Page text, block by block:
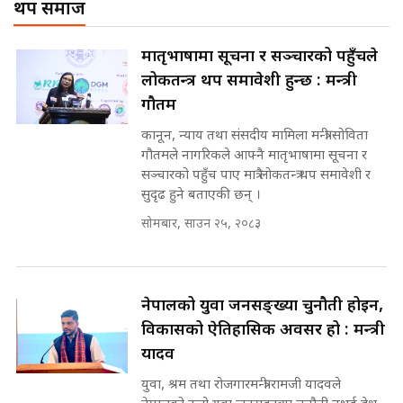
SIDHAKURA ||
अदालतको गुनासो अब सिधै सर्वोच्चमा
|| Court Grievances Directly to
the Supreme Court ||
SIDHAKURA
मोबिलिटीमा महिलाको पहुँच विस्तार गर्दै
इनड्राइभ || SIDHAKURA ||
Prachanda, Rabi, Gagan Stand
on the Same Page ||
SIDHAKURA ||
सहकारी पीडितसँग मन्त्री प्रतिभा रावलले
SIDHAKURA
पोप्पोको पासोः कमाउने लोभमा घरबार नै
उठिबास | The Dark Side of
'Poppo Live'-SIDHAKURA
INVESTIGATION
मन्त्री आउने बित्तिकै सुरु भएको थियो
घुसको डिल || Raj Kumar Gupta ||
घुसको डिल गर्ने मन्त्रीकाे राजिनामा,
भूमिसुधार मन्त्रीलाई जोगाइदै ! ||
SIDHAKURA ||
थप समाज
मातृभाषामा सूचना र सञ्चारको पहुँचले
लोकतन्त्र थप समावेशी हुन्छ : मन्त्री
गौतम
कानून, न्याय तथा संसदीय मामिला मन्त्री सोविता
गौतमले नागरिकले आफ्नै मातृभाषामा सूचना र
सञ्चारको पहुँच पाए मात्रै लोकतन्त्र थप समावेशी र
सुदृढ हुने बताएकी छन् ।
सोमबार, साउन २५, २०८३
नेपालको युवा जनसङ्ख्या चुनौती होइन,
विकासको ऐतिहासिक अवसर हो : मन्त्री
यादव
युवा, श्रम तथा रोजगारमन्त्री रामजी यादवले